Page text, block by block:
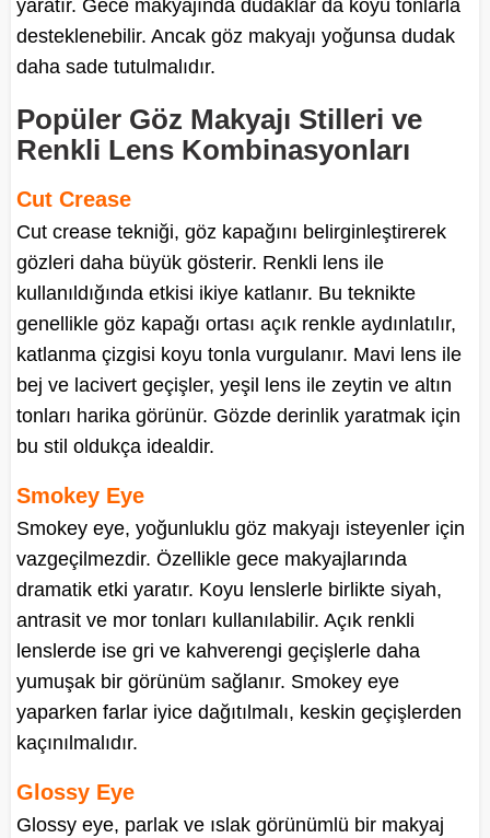
yaratır. Gece makyajında dudaklar da koyu tonlarla
desteklenebilir. Ancak göz makyajı yoğunsa dudak
daha sade tutulmalıdır.
Popüler Göz Makyajı Stilleri ve
Renkli Lens Kombinasyonları
Cut Crease
Cut crease tekniği, göz kapağını belirginleştirerek
gözleri daha büyük gösterir. Renkli lens ile
kullanıldığında etkisi ikiye katlanır. Bu teknikte
genellikle göz kapağı ortası açık renkle aydınlatılır,
katlanma çizgisi koyu tonla vurgulanır. Mavi lens ile
bej ve lacivert geçişler, yeşil lens ile zeytin ve altın
tonları harika görünür. Gözde derinlik yaratmak için
bu stil oldukça idealdir.
Smokey Eye
Smokey eye, yoğunluklu göz makyajı isteyenler için
vazgeçilmezdir. Özellikle gece makyajlarında
dramatik etki yaratır. Koyu lenslerle birlikte siyah,
antrasit ve mor tonları kullanılabilir. Açık renkli
lenslerde ise gri ve kahverengi geçişlerle daha
yumuşak bir görünüm sağlanır. Smokey eye
yaparken farlar iyice dağıtılmalı, keskin geçişlerden
kaçınılmalıdır.
Glossy Eye
Glossy eye, parlak ve ıslak görünümlü bir makyaj